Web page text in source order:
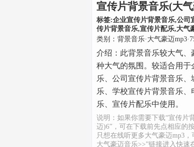
宣传片背景音乐(大
标签:企业宣传片背景音乐,公司
传片背景音乐,宣传片配乐,大气
类别： 背景音乐· 大气豪迈mp3·
介绍： 此背景音乐较大气、
种大气的氛围。较适合用于
乐、公司宣传片背景音乐
乐、学校宣传片背景音乐
乐、宣传片配乐中使用。
说明：如果你需要下载“宣传片
迈)6”，可在下载前先点相应的
只想在线听更多大气豪迈mp3，
大气豪迈音乐>>”链接进入快速